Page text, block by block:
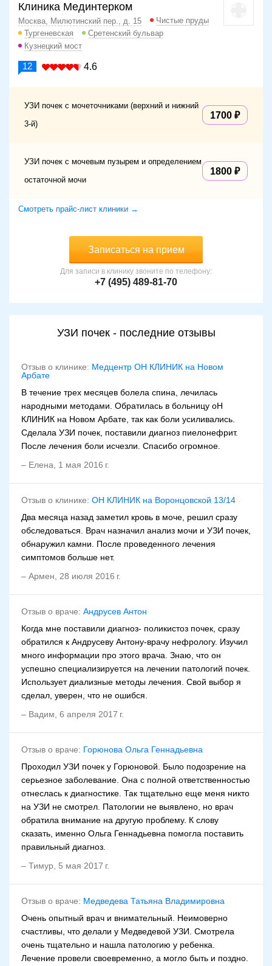
Клиника Мединтерком
Москва, Милютинский пер., д. 15
Чистые пруды
Тургеневская
Сретенский бульвар
Кузнецкий мост
12 4.6
УЗИ почек с мочеточниками (верхний и нижний
3-й)
1700
УЗИ почек с мочевым пузырем и определением
остаточной мочи
1800
Смотреть прайс-лист клиники →
Записаться на прием
Для записи в клинику звоните по телефону:
+7 (495) 489-81-70
УЗИ почек - последние отзывы
Отзыв о клинике: Медцентр ОН КЛИНИК на Новом
Арбате
В течение трех месяцев болела спина, лечилась
народными методами. Обратилась в больницу оН
КЛИНИК на Новом Арбате, так как боли усиливались.
Сделала УЗИ почек, поставили диагноз пиелонефрит.
После лечения боли исчезли. Спасибо огромное.
– Елена, 1 мая 2016 г.
Отзыв о клинике: ОН КЛИНИК на Воронцовской 13/14
Два месяца назад заметил кровь в моче, решил сразу
обследоваться. Врач назначил анализ мочи и УЗИ почек,
обнаружил камни. После проведенного лечения
симптомов больше нет.
– Армен, 28 июля 2016 г.
Отзыв о враче: Андрусев Антон
Когда мне поставили диагноз- поликистоз почек, сразу
обратился к Андрусеву Антону-врачу нефрологу. Изучил
много информации про этого врача. Знаю, что он
успешно специализируется на лечении патологий почек.
Использует диализные методы лечения. Свой выбор я
сделал, уверен, что не ошибся.
– Вадим, 6 апреля 2017 г.
Отзыв о враче: Горюнова Ольга Геннадьевна
Проходил УЗИ почек у Горюновой. Было подозрение на
серьезное заболевание. Она с полной ответственностью
отнеслась к диагностике. Так тщательно еще меня никто
на УЗИ не смотрел. Патологии не выявлено, но врач
обратила внимание на другую проблему. К слову
сказать, именно Ольга Геннадьевна помогла поставить
правильный диагноз.
– Тимур, 5 мая 2017 г.
Отзыв о враче: Медведева Татьяна Владимировна
Очень опытный врач и внимательный. Неимоверно
счастливы, что делали у Медведевой УЗИ. Смотрела
очень тщательно и нашла патологию у ребенка.
Лечение провели своевременно, а могло быть и поздно.